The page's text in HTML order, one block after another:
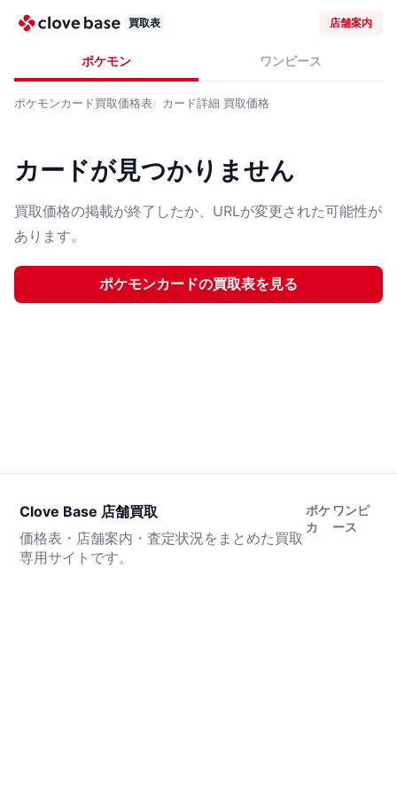
買取表 店舗案内
ポケモン ワンピース
ポケモンカード買取価格表 カード詳細 買取価格
カードが見つかりません
買取価格の掲載が終了したか、URLが変更された可能性が
あります。
ポケモンカードの買取表を見る
Clove Base 店舗買取
価格表・店舗案内・査定状況をまとめた買取
専用サイトです。
ポケ
カ
ワンピ
ース